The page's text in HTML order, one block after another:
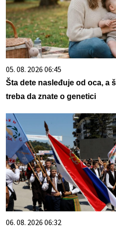
05. 08. 2026 06:45
Šta dete nasleđuje od oca, a
treba da znate o genetici
06. 08. 2026 06:32